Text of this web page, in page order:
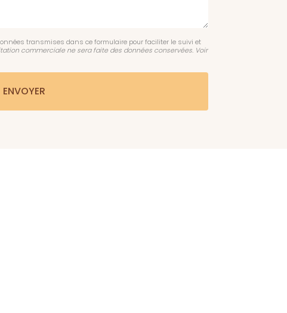
transmises dans ce formulaire pour faciliter le suivi et
commerciale ne sera faite des données conservées. Voir